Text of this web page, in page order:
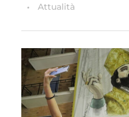
Attualità